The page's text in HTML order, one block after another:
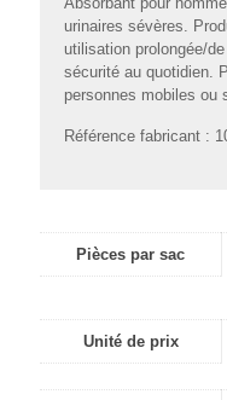
urinaires sévères.
utilisation prolongée/
sécurité au quotidien.
personnes mobiles ou
Référence fabricant :
Pièces par sac
Unité de prix